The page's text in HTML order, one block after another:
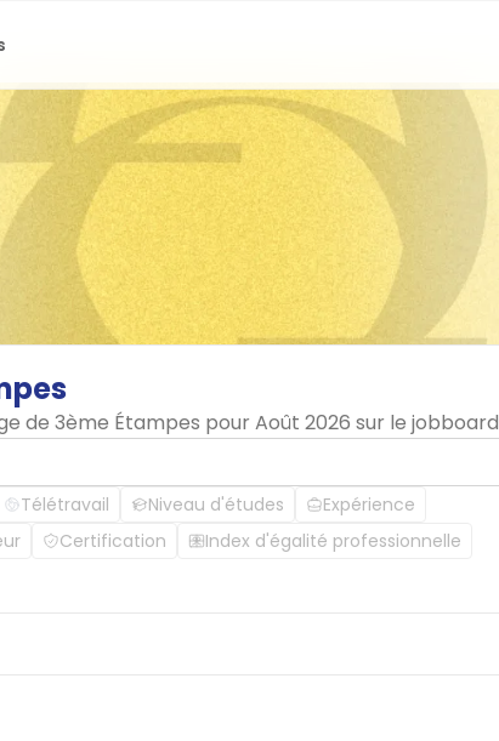
de 3ème Étampes pour Août 2026 sur le jobboard
Télétravail Niveau d'études Expérience
Certification Index d'égalité professionnelle